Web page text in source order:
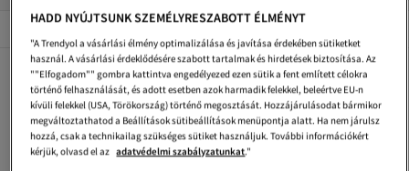
Népszerű márkák
Fekete Gyerekek Lapos Cipő Fekete Gyerekek Bodyk
Fekete Gyerekek Bugyi
Fekete Gyerekek Kosárlabdacipő
Fekete Gyerekek Szabadtéri Ruházat
Fekete Gyerekek Hótaposó
Fekete Gyerekek Fürdőruhák
Fekete Gyerekek Estélyi És Báli Ruhák
HADD NYÚJTSUNK SZEMÉLYRESZABOTT ÉLMÉNYT
"A Trendyol a vásárlási élmény optimalizálása és javítása érdekében sütiketket
használ. A vásárlási érdeklődésére szabott tartalmak és hirdetések biztosítása. Az
""Elfogadom"" gombra kattintva engedélyezed ezen sütik a fent említett célokra
történő felhasználását, és adott esetben azok harmadik felekkel, beleértve EU-n
kívüli felekkel (USA, Törökország) történő megosztását. Hozzájárulásodat bármikor
megváltoztathatod a Beállítások sütibeállítások menüpontja alatt. Ha nem járulsz
hozzá, csak a technikailag szükséges sütiket használjuk. További információkért
kérjük, olvasd el az adatvédelmi szabályzatunkat."